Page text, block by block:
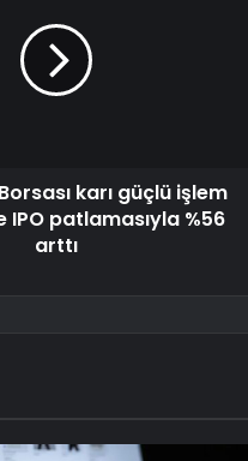
karı güçlü işlem
IPO patlamasıyla %56
arttı